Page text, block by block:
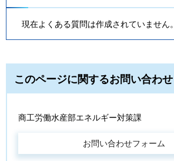
現在よくある質問は作成されていません。
このページに関するお問い合わせ
商工労働水産部エネルギー対策課